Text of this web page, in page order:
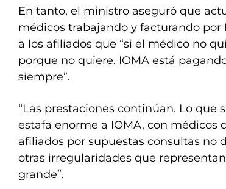
En tanto, el ministro aseguró que
médicos trabajando y facturando por
a los afiliados que “si el médico no
porque no quiere. IOMA está
siempre”.
“Las prestaciones continúan. Lo que
estafa enorme a IOMA, con médicos
afiliados por supuestas consultas no
otras irregularidades que
grande”.